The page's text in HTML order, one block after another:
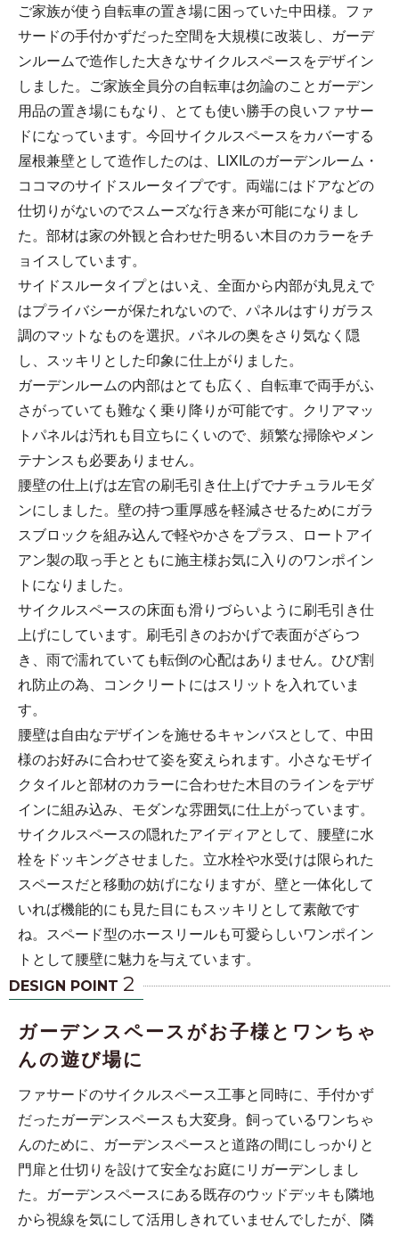
ご家族が使う自転車の置き場に困っていた中田様。ファ
サードの手付かずだった空間を大規模に改装し、ガーデ
ンルームで造作した大きなサイクルスペースをデザイン
しました。ご家族全員分の自転車は勿論のことガーデン
用品の置き場にもなり、とても使い勝手の良いファサー
ドになっています。今回サイクルスペースをカバーする
屋根兼壁として造作したのは、LIXILのガーデンルーム・
ココマのサイドスルータイプです。両端にはドアなどの
仕切りがないのでスムーズな行き来が可能になりまし
た。部材は家の外観と合わせた明るい木目のカラーをチ
ョイスしています。
サイドスルータイプとはいえ、全面から内部が丸見えで
はプライバシーが保たれないので、パネルはすりガラス
調のマットなものを選択。パネルの奥をさり気なく隠
し、スッキリとした印象に仕上がりました。
ガーデンルームの内部はとても広く、自転車で両手がふ
さがっていても難なく乗り降りが可能です。クリアマッ
トパネルは汚れも目立ちにくいので、頻繁な掃除やメン
テナンスも必要ありません。
腰壁の仕上げは左官の刷毛引き仕上げでナチュラルモダ
ンにしました。壁の持つ重厚感を軽減させるためにガラ
スブロックを組み込んで軽やかさをプラス、ロートアイ
アン製の取っ手とともに施主様お気に入りのワンポイン
トになりました。
サイクルスペースの床面も滑りづらいように刷毛引き仕
上げにしています。刷毛引きのおかげで表面がざらつ
き、雨で濡れていても転倒の心配はありません。ひび割
れ防止の為、コンクリートにはスリットを入れていま
す。
腰壁は自由なデザインを施せるキャンバスとして、中田
様のお好みに合わせて姿を変えられます。小さなモザイ
クタイルと部材のカラーに合わせた木目のラインをデザ
インに組み込み、モダンな雰囲気に仕上がっています。
サイクルスペースの隠れたアイディアとして、腰壁に水
栓をドッキングさせました。立水栓や水受けは限られた
スペースだと移動の妨げになりますが、壁と一体化して
いれば機能的にも見た目にもスッキリとして素敵です
ね。スペード型のホースリールも可愛らしいワンポイン
トとして腰壁に魅力を与えています。
DESIGN POINT 2
ガーデンスペースがお子様とワンちゃ
んの遊び場に
ファサードのサイクルスペース工事と同時に、手付かず
だったガーデンスペースも大変身。飼っているワンちゃ
んのために、ガーデンスペースと道路の間にしっかりと
門扉と仕切りを設けて安全なお庭にリガーデンしまし
た。ガーデンスペースにある既存のウッドデッキも隣地
から視線を気にして活用しきれていませんでしたが、隣